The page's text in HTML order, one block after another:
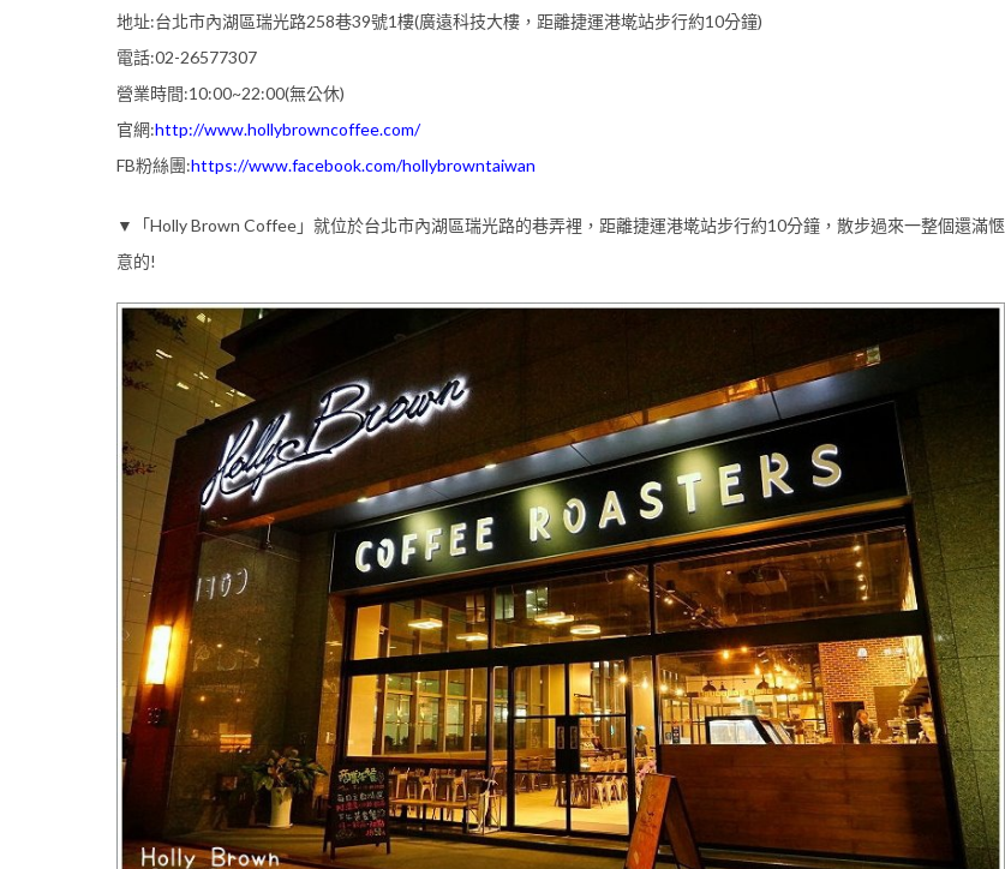
地址:台北市內湖區瑞光路258巷39號1樓(廣遠科技大樓，距離捷運港墘站步行約10分鐘)
電話:02-26577307
營業時間:10:00~22:00(無公休)
官網:http://www.hollybrowncoffee.com/
FB粉絲團:https://www.facebook.com/hollybrowntaiwan
▼「Holly Brown Coffee」就位於台北市內湖區瑞光路的巷弄裡，距離捷運港墘站步行約10分鐘，散步過來一整個還滿愜
意的!